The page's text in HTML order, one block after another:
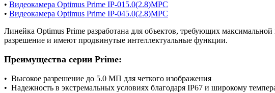
• Видеокамера Optimus Prime IP-015.0(2.8)MPC
• Видеокамера Optimus Prime IP-045.0(2.8)MPC
Линейка Optimus Prime разработана для объектов, требующих
разрешение и имеют продвинутые интеллектуальные функции.
Преимущества серии Prime:
• Высокое разрешение до 5.0 МП для четкого изображения
• Надежность в экстремальных условиях благодаря IP67 и широкому